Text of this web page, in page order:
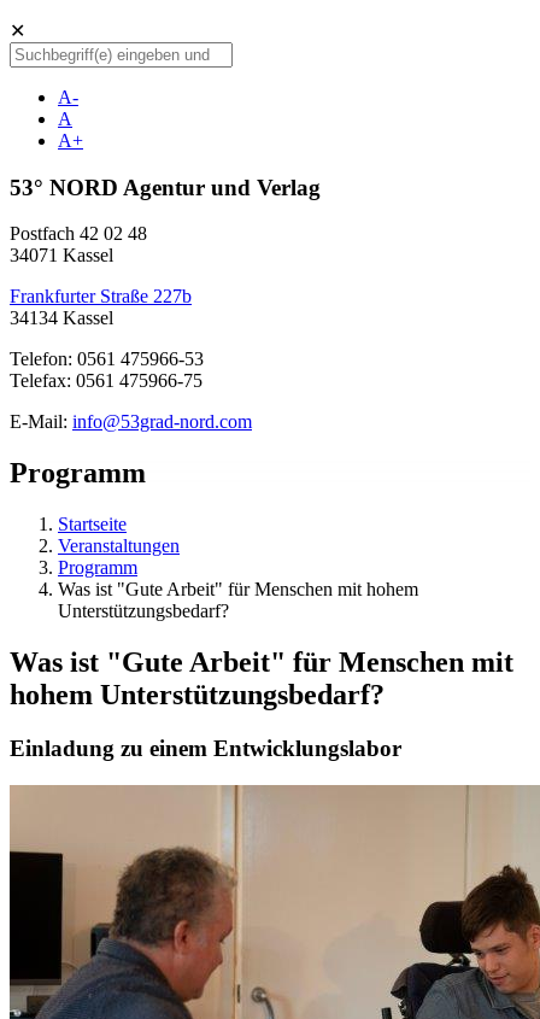
✕
A-
A
A+
53° NORD Agentur und Verlag
Postfach 42 02 48
34071 Kassel
Frankfurter Straße 227b
34134 Kassel
Telefon: 0561 475966-53
Telefax: 0561 475966-75
E-Mail: info@53grad-nord.com
Programm
Startseite
Veranstaltungen
Programm
Was ist "Gute Arbeit" für Menschen mit hohem
Unterstützungsbedarf?
Was ist "Gute Arbeit" für Menschen mit
hohem Unterstützungsbedarf?
Einladung zu einem Entwicklungslabor